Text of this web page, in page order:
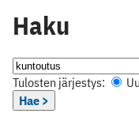
Haku
Tulosten järjestys:
Hae >